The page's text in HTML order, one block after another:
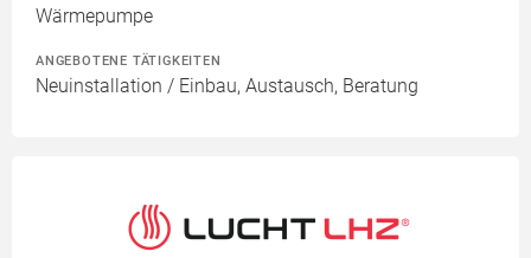
Wärmepumpe
ANGEBOTENE TÄTIGKEITEN
Neuinstallation / Einbau, Austausch, Beratung